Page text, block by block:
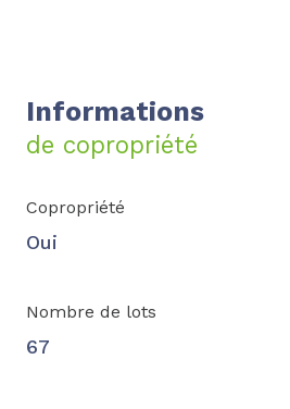
Informations
de copropriété
Copropriété
Oui
Nombre de lots
67